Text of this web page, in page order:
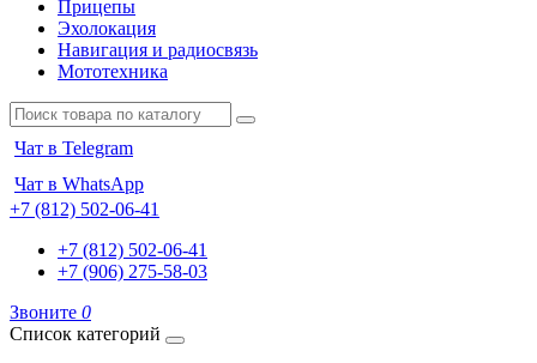
Прицепы
Эхолокация
Навигация и радиосвязь
Мототехника
Чат в Telegram
Чат в WhatsApp
+7 (812) 502-06-41
+7 (812) 502-06-41
+7 (906) 275-58-03
Звоните 0
Список категорий